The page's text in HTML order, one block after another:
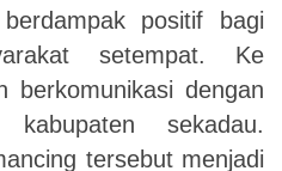
positif bagi
setempat. Ke
berkomunikasi dengan
sekadau.
tersebut menjadi